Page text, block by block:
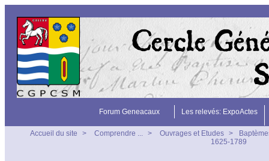
Forum Geneacaux Les relevés: ExpoActes
Accueil du site > Comprendre ... > Ouvrages et Etudes >
1625-1789